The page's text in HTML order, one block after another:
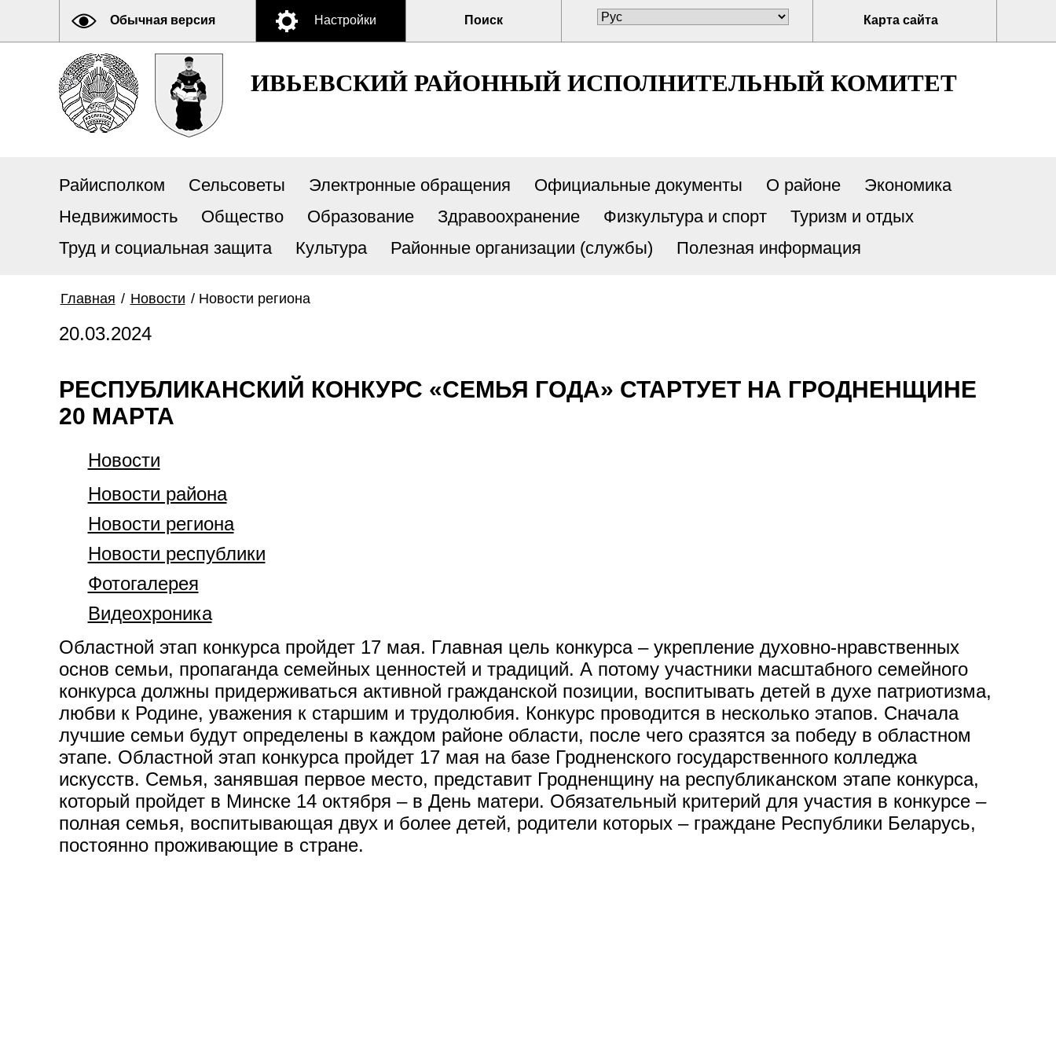
Обычная версия Настройки Поиск Карта сайта
ИВЬЕВСКИЙ РАЙОННЫЙ ИСПОЛНИТЕЛЬНЫЙ КОМИТЕТ
Райисполком Сельсоветы Электронные обращения Официальные документы О районе
Экономика
Недвижимость
Общество Образование Здравоохранение Физкультура и спорт
Туризм и отдых
Труд и социальная защита
Культура Районные организации (службы) Полезная информация
Главная / Новости / Новости региона
20.03.2024
РЕСПУБЛИКАНСКИЙ КОНКУРС «СЕМЬЯ ГОДА» СТАРТУЕТ НА ГРОДНЕНЩИНЕ
20 МАРТА
Новости
Новости района
Новости региона
Новости республики
Фотогалерея
Видеохроника
Областной этап конкурса пройдет 17 мая. Главная цель конкурса – укрепление духовно-нравственных
основ семьи, пропаганда семейных ценностей и традиций. А потому участники масштабного семейного
конкурса должны придерживаться активной гражданской позиции, воспитывать детей в духе патриотизма,
любви к Родине, уважения к старшим и трудолюбия. Конкурс проводится в несколько этапов. Сначала
лучшие семьи будут определены в каждом районе области, после чего сразятся за победу в областном
этапе. Областной этап конкурса пройдет 17 мая на базе Гродненского государственного колледжа
искусств. Семья, занявшая первое место, представит Гродненщину на республиканском этапе конкурса,
который пройдет в Минске 14 октября – в День матери. Обязательный критерий для участия в конкурсе –
полная семья, воспитывающая двух и более детей, родители которых – граждане Республики Беларусь,
постоянно проживающие в стране.